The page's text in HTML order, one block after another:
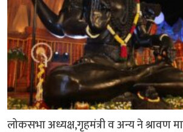
लोकसभा अध्यक्ष,गृहमंत्री व अन्य ने श्रावण